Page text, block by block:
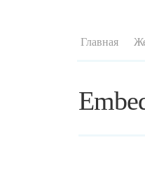
Главная